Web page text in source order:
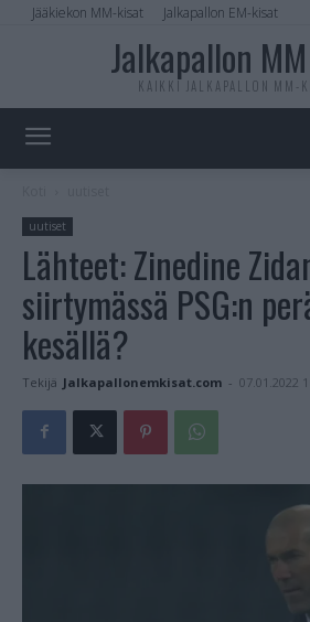
Jääkiekon MM-kisat Jalkapallon EM-kisat
Jalkapallon
KAIKKI JALKAPALLON MM-
uutiset
Lähteet: Zinedine
siirtymässä PSG:n
kesällä?
Tekijä Jalkapallonemkisat.com - 07.01.2022